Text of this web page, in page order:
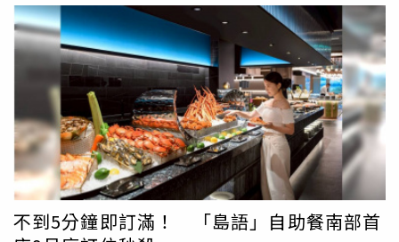
2杯飲品並獲贈Vitakraft寵物零食禮包，與毛孩一同放鬆享
受。以及，福容花蓮店推出「服務業住房優惠」換我充電！
只要是軍公教、服務業、旅宿業、餐飲業等職業，即日起至
12/30，兩人同行市景客房只要2,700元(不含早餐)，加購早
餐享買一送一，再享提前12:00入住。更多優惠資訊請上官
網：https://www.fullon-hotels.com.tw/tw/嘉義福容voco
酒店_即日起至10月6日入住寵物主題房並完成拍照打卡，
即可獲贈「蜜香小蛋糕」，讓毛小孩也能嚐到月光般的甜蜜
滋味！（圖片提供／福容大飯店）
當然最受饕客歡迎的相信還是海鮮控最愛的「鮮」島檯，放
滿藍鑽蝦、冰鎮松葉蟹腳、香箱蟹與法國海螺，另一邊的生
菜沙拉區更有與在地小農契作栽種的產銷履歷生菜，以及西
班牙進口ALJOMAR伊比利豬熟成火腿，還可搭配主廚自製
的濃郁松露肝醬和獨特的龍眼乾肝醬，搭配冰鎮白酒享用更
是過癮；「盛」日本料理區則有每日從台東成功漁港新鮮直
送的各式現流漁獲，一字排開可見南方黑鮪魚、紅魽、青雞
魚等鮮魚，以及挪威鮭魚腹、生食級北海道大干貝等進口高
檔海鮮。另外使用日本和牛、比目魚製作的炙燒握壽司，壽
司米也嚴選米香濃郁Ｑ彈的高雄147香米，搭配清酒小酌亦
是絕配。此區同樣設置了4席板前座位，讓人有彷彿置身日
宣布停業的商場包括漢神百貨、漢神巨蛋、夢時代、義享時
尚購物廣場、義大世界購物廣場、大立百貨、大統五福店、
新光三越左營與三多兩館、SKM Park Outlets高雄草衙、高
雄大遠百、SOGO高雄店、MLD台鋁生活商場、岡山樂購廣
場與棧貳庫KW2大港倉等。僅有Global Mall環球新左營車
站基於旅客服務考量維持基本營運。《ET Fashion》則補充
報導指出，受到颱風影響，雲林、嘉義、台南、高雄、花
蓮、台東與澎湖等共9縣市全面停班停課。新光三越、
SOGO與遠東百貨針對嘉義以南的分店皆宣布休館，包括新
光三越嘉義垂楊店、台南中山店、台南新天地、高雄左營
店、高雄三多店與SKM Park Outlets高雄草衙等全數停業一
不到5分鐘即訂滿！ 「島語」自助餐南部首